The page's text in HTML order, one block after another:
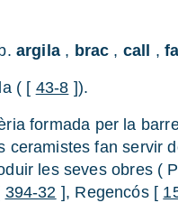
argila , brac , call ,
( [ 43-8 ]).
formada per la
ceramistes fan servir
les seves obres (
394-32 ], Regencós [